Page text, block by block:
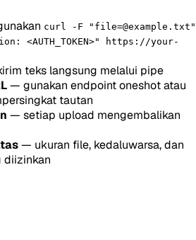
curl -F "file=@example.txt"
<AUTH_TOKEN>" https://your-
teks langsung melalui pipe
— gunakan endpoint oneshot atau
tautan
— setiap upload mengembalikan
— ukuran file, kedaluwarsa, dan
diizinkan